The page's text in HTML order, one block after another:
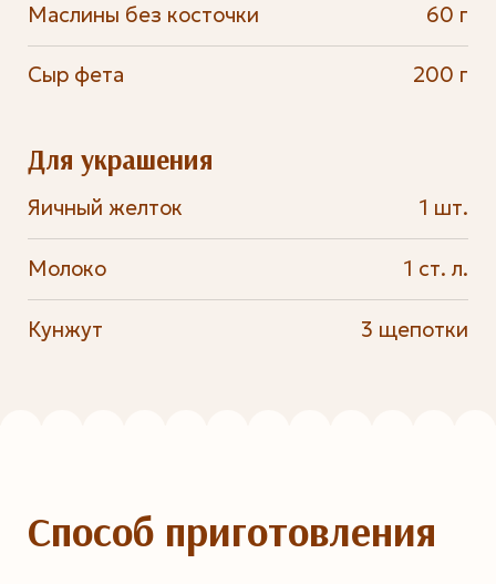
Маслины без косточки 60 г
Сыр фета 200 г
Для украшения
Яичный желток 1 шт.
Молоко 1 ст. л.
Кунжут 3 щепотки
Способ приготовления